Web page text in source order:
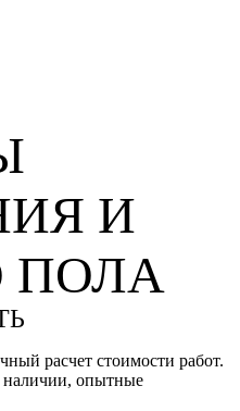
И
ПОЛА
расчет стоимости работ.
наличии, опытные